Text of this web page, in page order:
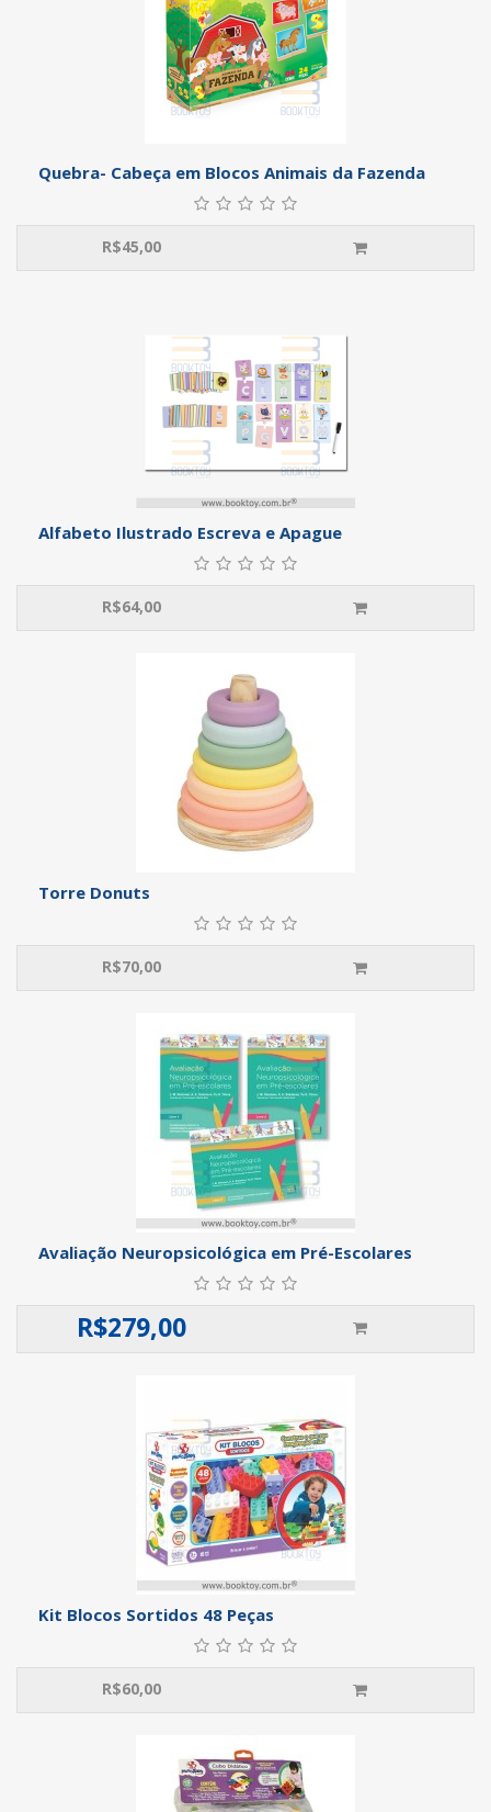
Quebra- Cabeça em Blocos Animais da Fazenda
R$45,00
Alfabeto Ilustrado Escreva e Apague
R$64,00
Torre Donuts
R$70,00
Avaliação Neuropsicológica em Pré-Escolares
R$279,00
Kit Blocos Sortidos 48 Peças
R$60,00